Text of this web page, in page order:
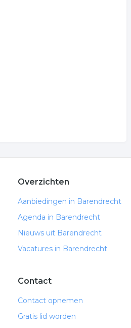
Overzichten
Aanbiedingen in Barendrecht
Agenda in Barendrecht
Nieuws uit Barendrecht
Vacatures in Barendrecht
Contact
Contact opnemen
Gratis lid worden